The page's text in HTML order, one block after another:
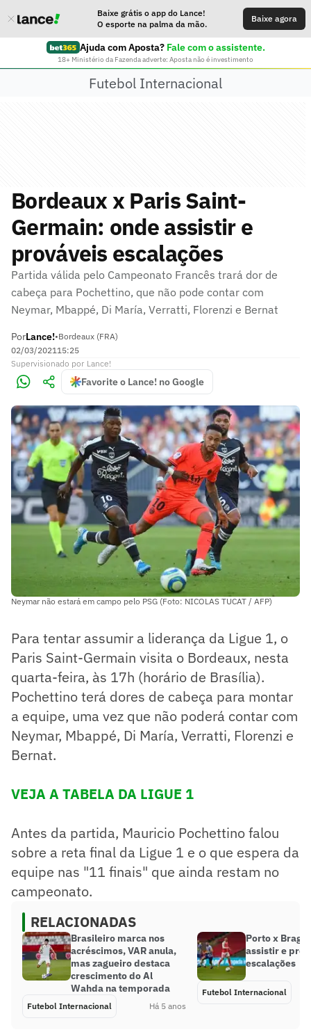
Baixe grátis o app do Lance!
O esporte na palma da mão.
Baixe agora
Ajuda com Aposta? Fale com o assistente.
18+ Ministério da Fazenda adverte: Aposta não é investimento
Futebol Internacional
Bordeaux x Paris Saint-
Germain: onde assistir e
prováveis escalações
Partida válida pelo Campeonato Francês trará dor de
cabeça para Pochettino, que não pode contar com
Neymar, Mbappé, Di María, Verratti, Florenzi e Bernat
PorLance!•Bordeaux (FRA)
02/03/202115:25
Supervisionado por Lance!
Favorite o Lance! no Google
Neymar não estará em campo pelo PSG (Foto: NICOLAS TUCAT / AFP)
Para tentar assumir a liderança da Ligue 1, o
Paris Saint-Germain visita o Bordeaux, nesta
quarta-feira, às 17h (horário de Brasília).
Pochettino terá dores de cabeça para montar
a equipe, uma vez que não poderá contar com
Neymar, Mbappé, Di María, Verratti, Florenzi e
Bernat.
VEJA A TABELA DA LIGUE 1
Antes da partida, Mauricio Pochettino falou
sobre a reta final da Ligue 1 e o que espera da
equipe nas "11 finais" que ainda restam no
campeonato.
RELACIONADAS
Brasileiro marca nos
acréscimos, VAR anula,
mas zagueiro destaca
crescimento do Al
Wahda na temporada
Futebol Internacional Há 5 anos
Porto x
assistir e
escalações
Futebol Internacional